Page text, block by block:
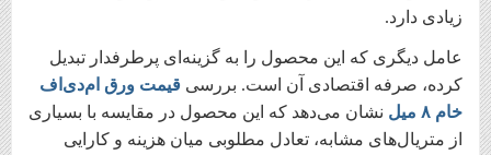
زیادی دارد.
عامل دیگری که این محصول را به گزینه‌ای پرطرفدار تبدیل
کرده، صرفه اقتصادی آن است. بررسی قیمت ورق ام‌دی‌اف
خام ۸ میل نشان می‌دهد که این محصول در مقایسه با بسیاری
از متریال‌های مشابه، تعادل مطلوبی میان هزینه و کارایی